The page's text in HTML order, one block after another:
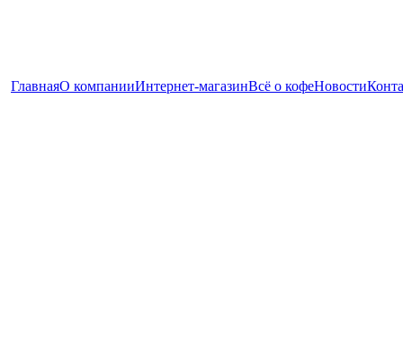
ГлавнаяО компанииИнтернет-магазинВсё о кофеНовости